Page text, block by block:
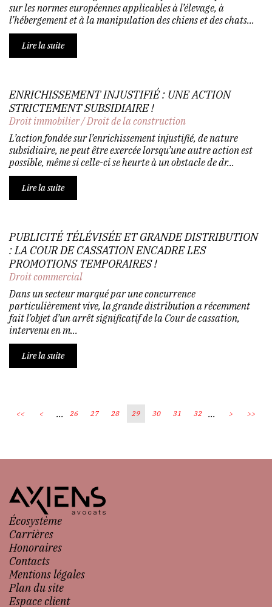
sur les normes européennes applicables à l’élevage, à
l’hébergement et à la manipulation des chiens et des chats...
Lire la suite
ENRICHISSEMENT INJUSTIFIÉ : UNE ACTION
STRICTEMENT SUBSIDIAIRE !
Droit immobilier/Droit de la construction
L’action fondée sur l’enrichissement injustifié, de nature
subsidiaire, ne peut être exercée lorsqu’une autre action est
possible, même si celle-ci se heurte à un obstacle de dr...
Lire la suite
PUBLICITÉ TÉLÉVISÉE ET GRANDE DISTRIBUTION
: LA COUR DE CASSATION ENCADRE LES
PROMOTIONS TEMPORAIRES !
Droit commercial
Dans un secteur marqué par une concurrence
particulièrement vive, la grande distribution a récemment
fait l’objet d’un arrêt significatif de la Cour de cassation,
intervenu en m...
Lire la suite
<< < ... 26 27 28 29 30 31 32 ... > >>
Écosystème
Carrières
Honoraires
Contacts
Mentions légales
Plan du site
Espace client